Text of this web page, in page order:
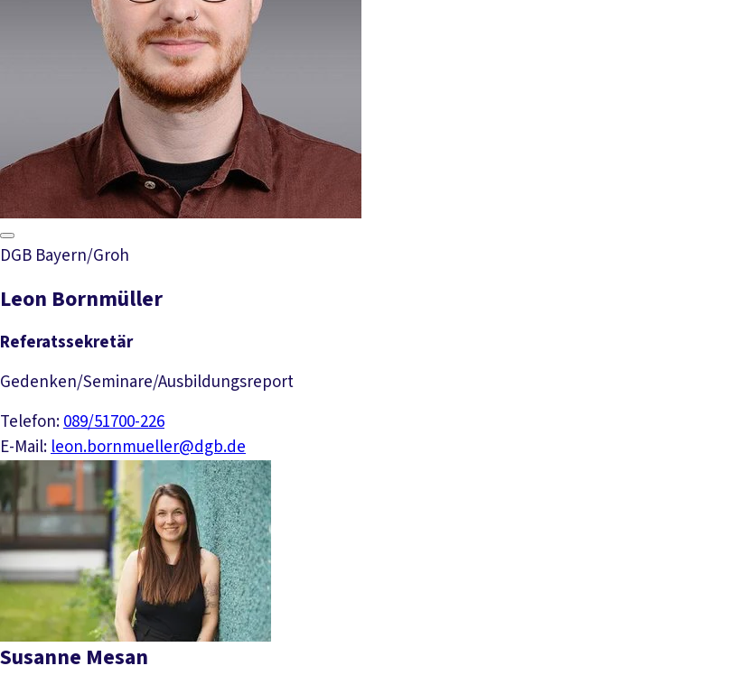
DGB Bayern/Groh
Leon Bornmüller
Referatssekretär
Gedenken/Seminare/Ausbildungsreport
Telefon:089/51700-226
E-Mail:leon.bornmueller@dgb.de
Susanne Mesan